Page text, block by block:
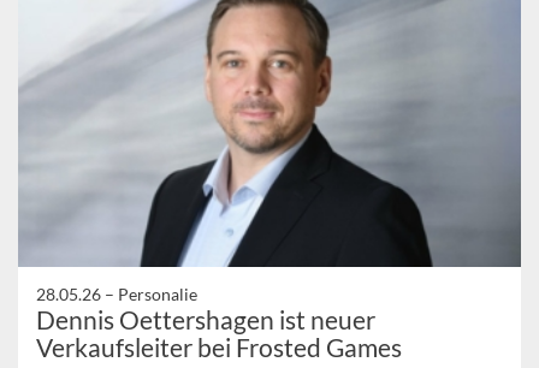
28.05.26 – Personalie
Dennis Oettershagen ist neuer
Verkaufsleiter bei Frosted Games